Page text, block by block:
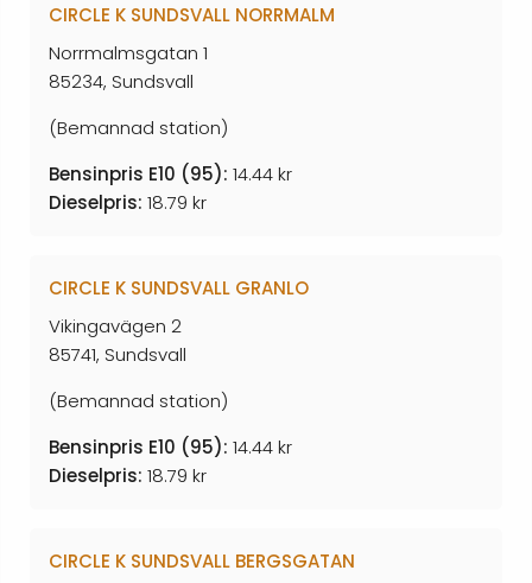
CIRCLE K SUNDSVALL NORRMALM
Norrmalmsgatan 1
85234, Sundsvall
(Bemannad station)
Bensinpris E10 (95): 14.44 kr
Dieselpris: 18.79 kr
CIRCLE K SUNDSVALL GRANLO
Vikingavägen 2
85741, Sundsvall
(Bemannad station)
Bensinpris E10 (95): 14.44 kr
Dieselpris: 18.79 kr
CIRCLE K SUNDSVALL BERGSGATAN